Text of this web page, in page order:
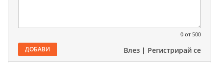
0 от 500
ДОБАВИ Влез | Регистрирай се